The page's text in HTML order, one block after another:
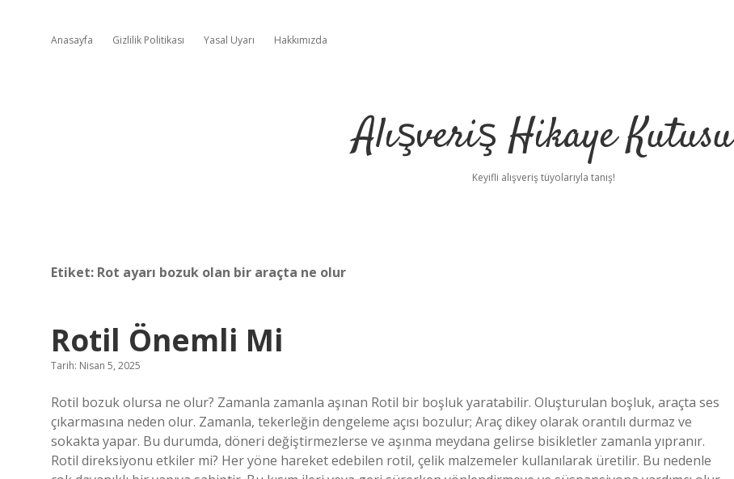
Anasayfa Gizlilik Politikası Yasal Uyarı Hakkımızda
Alışveriş Hikaye Kutusu
Keyifli alışveriş tüyolarıyla tanış!
Etiket: Rot ayarı bozuk olan bir araçta ne olur
Rotil Önemli Mi
Tarih: Nisan 5, 2025
Rotil bozuk olursa ne olur? Zamanla zamanla aşınan Rotil bir boşluk yaratabilir. Oluşturulan boşluk, araçta ses
çıkarmasına neden olur. Zamanla, tekerleğin dengeleme açısı bozulur; Araç dikey olarak orantılı durmaz ve
sokakta yapar. Bu durumda, döneri değiştirmezlerse ve aşınma meydana gelirse bisikletler zamanla yıpranır.
Rotil direksiyonu etkiler mi? Her yöne hareket edebilen rotil, çelik malzemeler kullanılarak üretilir. Bu nedenle